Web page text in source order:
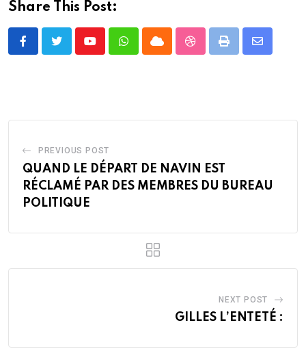
Share This Post:
YoutubeWhatsappCloud StumbleUpon
Print
Share
PREVIOUS POST
QUAND LE DÉPART DE NAVIN EST
RÉCLAMÉ PAR DES MEMBRES DU BUREAU
POLITIQUE
NEXT POST
GILLES L’ENTETÉ :